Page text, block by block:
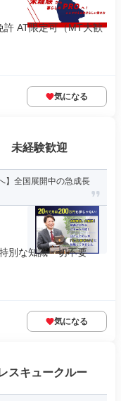
許 AT限定可（MT大歓
気になる
未経験歓迎
】全国展開中の急成長
別な知識一切不要
気になる
スキュークルー